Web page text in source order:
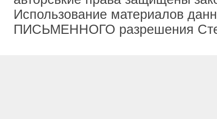
Использование материалов
ПИСЬМЕННОГО разрешения